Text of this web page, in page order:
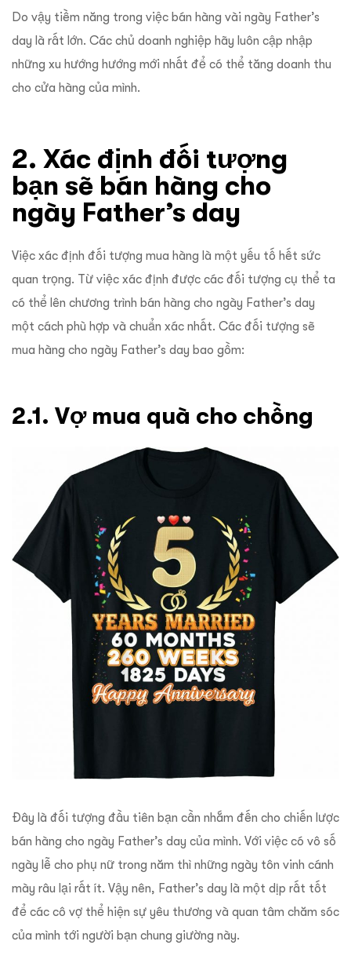
Do vậy tiềm năng trong việc bán hàng vài ngày Father’s
day là rất lớn. Các chủ doanh nghiệp hãy luôn cập nhập
những xu hướng hướng mới nhất để có thể tăng doanh thu
cho cửa hàng của mình.
2. Xác định đối tượng
bạn sẽ bán hàng cho
ngày Father’s day
Việc xác định đối tượng mua hàng là một yếu tố hết sức
quan trọng. Từ việc xác định được các đối tượng cụ thể ta
có thể lên chương trình bán hàng cho ngày Father’s day
một cách phù hợp và chuẩn xác nhất. Các đối tượng sẽ
mua hàng cho ngày Father’s day bao gồm:
2.1. Vợ mua quà cho chồng
Đây là đối tượng đầu tiên bạn cần nhắm đến cho chiến lược
bán hàng cho ngày Father’s day của mình. Với việc có vô số
ngày lễ cho phụ nữ trong năm thì những ngày tôn vinh cánh
mày râu lại rất ít. Vậy nên, Father’s day là một dịp rất tốt
để các cô vợ thể hiện sự yêu thương và quan tâm chăm sóc
của mình tới người bạn chung giường này.